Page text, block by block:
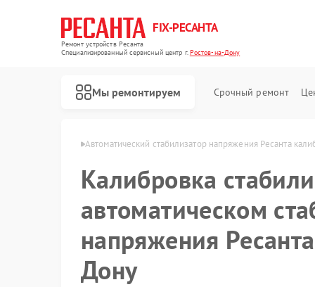
FIX-РЕСАНТА
Ремонт устройств Ресанта
Специализированный cервисный центр г.Ростов-на-Дону
Мы ремонтируем Срочный ремонт
в Ростове-на-Дону Автоматический стабилизатор напряжения Ресанта
Калибровка
автоматическом
напряжения
Дону